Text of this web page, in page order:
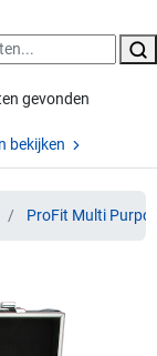
gevonden
bekijken
ProFit Multi